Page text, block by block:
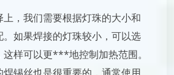
，我们需要根据灯珠的大小和
如果焊接的灯珠较小，可以选
样可以更***地控制加热范围。